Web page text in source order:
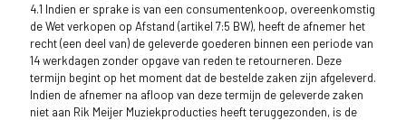
4.1 Indien er sprake is van een consumentenkoop, overeenkomstig
de Wet verkopen op Afstand (artikel 7:5 BW), heeft de afnemer het
recht (een deel van) de geleverde goederen binnen een periode van
14 werkdagen zonder opgave van reden te retourneren. Deze
termijn begint op het moment dat de bestelde zaken zijn afgeleverd.
Indien de afnemer na afloop van deze termijn de geleverde zaken
niet aan Rik Meijer Muziekproducties heeft teruggezonden, is de